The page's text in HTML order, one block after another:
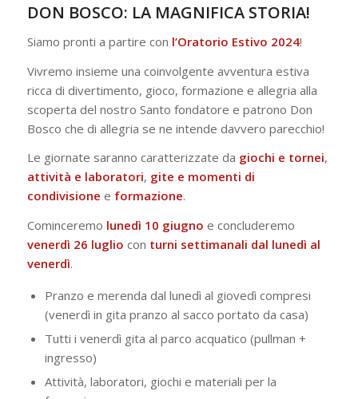
DON BOSCO: LA MAGNIFICA STORIA!
Siamo pronti a partire con l’Oratorio Estivo 2024!
Vivremo insieme una coinvolgente avventura estiva
ricca di divertimento, gioco, formazione e allegria alla
scoperta del nostro Santo fondatore e patrono Don
Bosco che di allegria se ne intende davvero parecchio!
Le giornate saranno caratterizzate da giochi e tornei,
attività e laboratori, gite e momenti di
condivisione e formazione.
Cominceremo lunedì 10 giugno e concluderemo
venerdì 26 luglio con turni settimanali dal lunedì al
venerdì.
Pranzo e merenda dal lunedì al giovedì compresi
(venerdì in gita pranzo al sacco portato da casa)
Tutti i venerdì gita al parco acquatico (pullman +
ingresso)
Attività, laboratori, giochi e materiali per la